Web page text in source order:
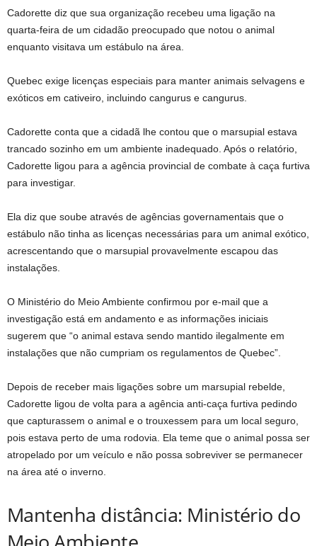
Cadorette diz que sua organização recebeu uma ligação na
quarta-feira de um cidadão preocupado que notou o animal
enquanto visitava um estábulo na área.
Quebec exige licenças especiais para manter animais selvagens e
exóticos em cativeiro, incluindo cangurus e cangurus.
Cadorette conta que a cidadã lhe contou que o marsupial estava
trancado sozinho em um ambiente inadequado. Após o relatório,
Cadorette ligou para a agência provincial de combate à caça furtiva
para investigar.
Ela diz que soube através de agências governamentais que o
estábulo não tinha as licenças necessárias para um animal exótico,
acrescentando que o marsupial provavelmente escapou das
instalações.
O Ministério do Meio Ambiente confirmou por e-mail que a
investigação está em andamento e as informações iniciais
sugerem que “o animal estava sendo mantido ilegalmente em
instalações que não cumpriam os regulamentos de Quebec”.
Depois de receber mais ligações sobre um marsupial rebelde,
Cadorette ligou de volta para a agência anti-caça furtiva pedindo
que capturassem o animal e o trouxessem para um local seguro,
pois estava perto de uma rodovia. Ela teme que o animal possa ser
atropelado por um veículo e não possa sobreviver se permanecer
na área até o inverno.
Mantenha distância: Ministério do